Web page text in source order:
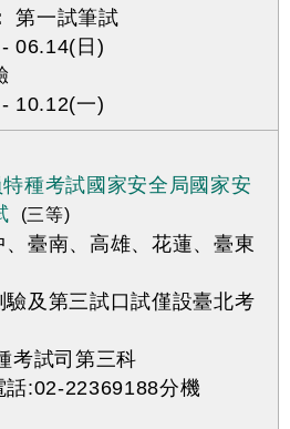
第一試筆試
06.14(日)
10.12(一)
種考試國家安全局國家安
(三等)
臺南、高雄、花蓮、臺東
驗及第三試口試僅設臺北考
考試司第三科
話:02-22369188分機